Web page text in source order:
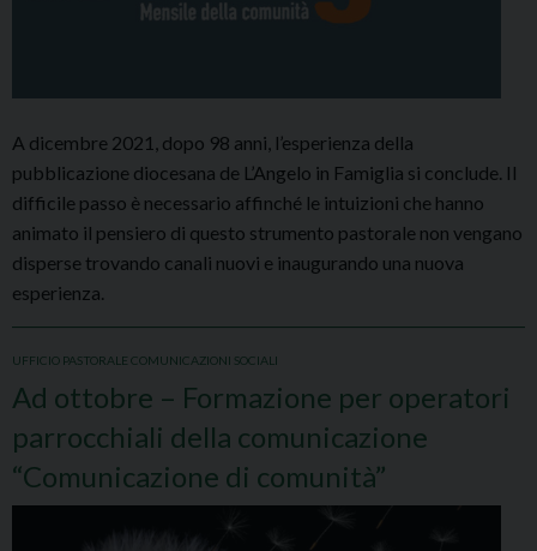
A dicembre 2021, dopo 98 anni, l’esperienza della
pubblicazione diocesana de L’Angelo in Famiglia si conclude. Il
difficile passo è necessario affinché le intuizioni che hanno
animato il pensiero di questo strumento pastorale non vengano
disperse trovando canali nuovi e inaugurando una nuova
esperienza.
UFFICIO PASTORALE COMUNICAZIONI SOCIALI
Ad ottobre – Formazione per operatori
parrocchiali della comunicazione
“Comunicazione di comunità”